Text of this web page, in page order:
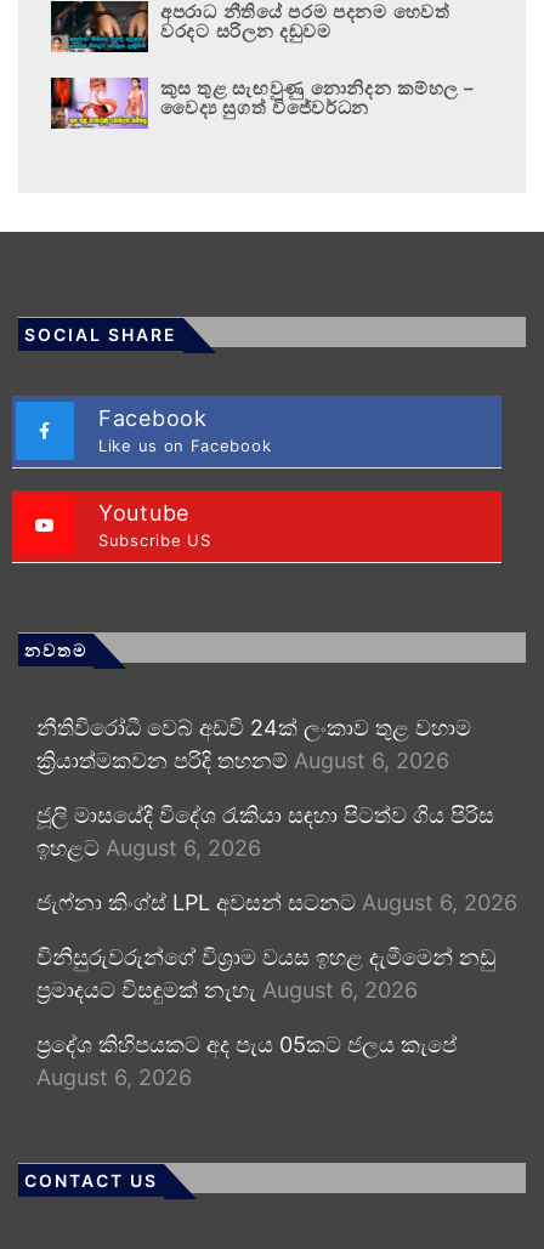
අපරාධ නීතියේ පරම පදනම හෙවත්
වරදට සරිලන දඬුවම
කුස තුළ සැඟවුණු නොනිදන කම්හල –
වෛද්‍ය සුගත් විජේවර්ධන
SOCIAL SHARE
Facebook
Like us on Facebook
Youtube
Subscribe US
නවතම
නීතිවිරෝධී වෙබ් අඩවි 24ක් ලංකාව තුළ වහාම
ක්‍රියාත්මකවන පරිදි තහනම් August 6, 2026
ජූලි මාසයේදී විදේශ රැකියා සඳහා පිටත්ව ගිය පිරිස
ඉහළට August 6, 2026
ජැෆ්නා කිංග්ස් LPL අවසන් සටනට August 6, 2026
විනිසුරුවරුන්ගේ විශ්‍රාම වයස ඉහළ දැමීමෙන් නඩු
ප්‍රමාදයට විසඳුමක් නැහැ August 6, 2026
ප්‍රදේශ කිහිපයකට අද පැය 05කට ජලය කැපේ
August 6, 2026
CONTACT US